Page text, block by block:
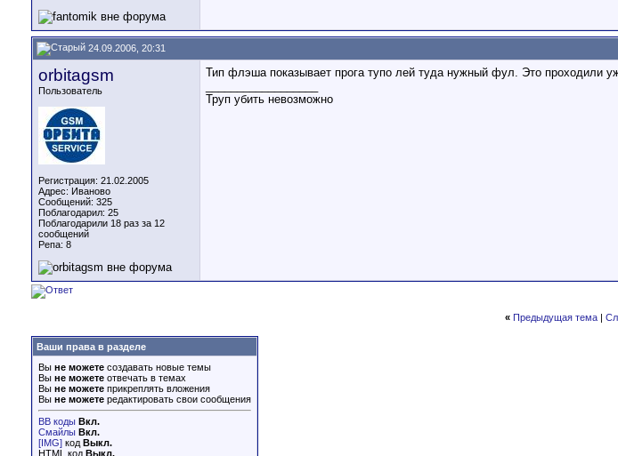
24.09.2006, 20:31
orbitagsm
Пользователь
Регистрация: 21.02.2005
Адрес: Иваново
Сообщений: 325
Поблагодарил: 25
Поблагодарили 18 раз за 12
сообщений
Репа: 8
Тип флэша показывает прога тупо лей туда нужный фул. Это проходили
Труп убить невозможно
« Предыдущая тема|
Ваши права в разделе
Вы не можете создавать новые темы
Вы не можете отвечать в темах
Вы не можете прикреплять вложения
Вы не можете редактировать свои сообщения
BB коды Вкл.
Смайлы Вкл.
[IMG] код Выкл.
HTML код Выкл.